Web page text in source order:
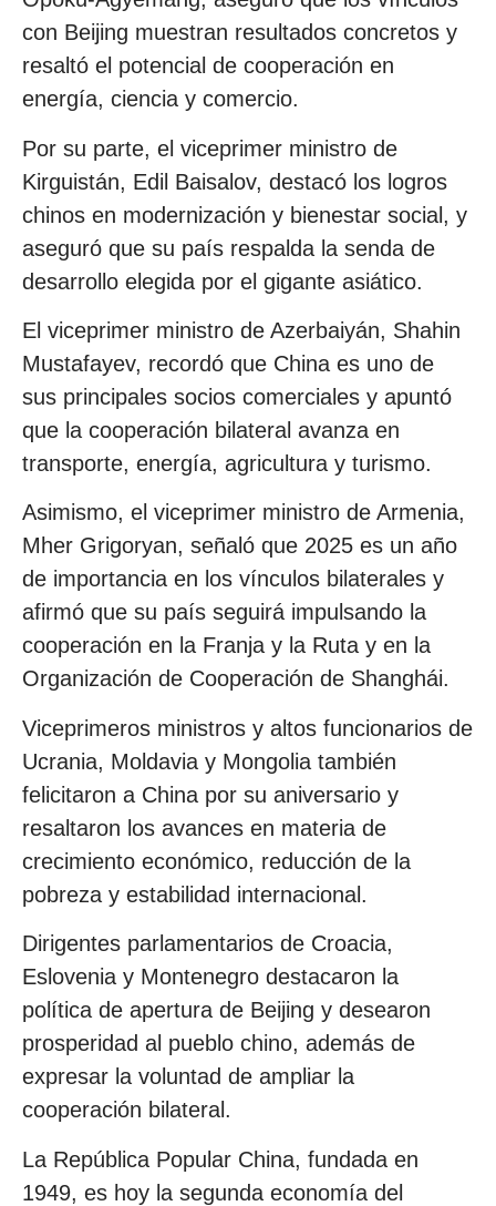
con Beijing muestran resultados concretos y
resaltó el potencial de cooperación en
energía, ciencia y comercio.
Por su parte, el viceprimer ministro de
Kirguistán, Edil Baisalov, destacó los logros
chinos en modernización y bienestar social, y
aseguró que su país respalda la senda de
desarrollo elegida por el gigante asiático.
El viceprimer ministro de Azerbaiyán, Shahin
Mustafayev, recordó que China es uno de
sus principales socios comerciales y apuntó
que la cooperación bilateral avanza en
transporte, energía, agricultura y turismo.
Asimismo, el viceprimer ministro de Armenia,
Mher Grigoryan, señaló que 2025 es un año
de importancia en los vínculos bilaterales y
afirmó que su país seguirá impulsando la
cooperación en la Franja y la Ruta y en la
Organización de Cooperación de Shanghái.
Viceprimeros ministros y altos funcionarios de
Ucrania, Moldavia y Mongolia también
felicitaron a China por su aniversario y
resaltaron los avances en materia de
crecimiento económico, reducción de la
pobreza y estabilidad internacional.
Dirigentes parlamentarios de Croacia,
Eslovenia y Montenegro destacaron la
política de apertura de Beijing y desearon
prosperidad al pueblo chino, además de
expresar la voluntad de ampliar la
cooperación bilateral.
La República Popular China, fundada en
1949, es hoy la segunda economía del